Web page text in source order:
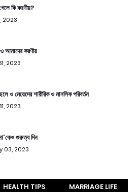
কি করণীয়?
2023
আমাদের করণীয়
2023
ও মেয়েদের শারীরিক ও মানসিক পরিবর্তন
2023
গুরুত্ব দিন
03, 2023
HEALTH TIPS MARRIAGE LIFE